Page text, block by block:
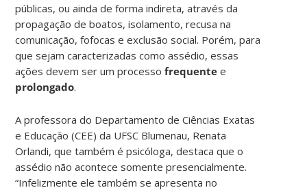
públicas, ou ainda de forma indireta, através da
propagação de boatos, isolamento, recusa na
comunicação, fofocas e exclusão social. Porém, para
que sejam caracterizadas como assédio, essas
ações devem ser um processofrequente e
prolongado.
A professora do Departamento de Ciências Exatas
e Educação (CEE) da UFSC Blumenau, Renata
Orlandi, que também é psicóloga, destaca que o
assédio não acontece somente presencialmente.
“Infelizmente ele também se apresenta no